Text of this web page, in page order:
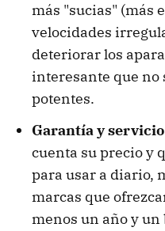
más "sucias" (más
velocidades
deteriorar los
interesante que no
potentes.
Garantía y
cuenta su precio y
para usar a diario,
marcas que
menos un año y